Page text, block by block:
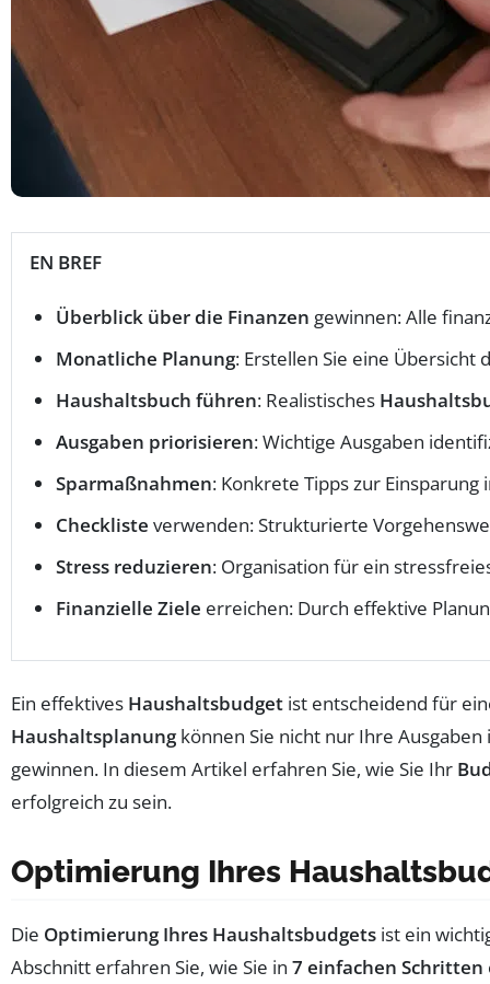
EN BREF
Überblick über die Finanzen gewinnen: Alle
Monatliche Planung: Erstellen Sie eine Übersicht
Haushaltsbuch führen: Realistisches
Ausgaben priorisieren: Wichtige Ausgaben
Sparmaßnahmen: Konkrete Tipps zur
Checkliste verwenden: Strukturierte
Stress reduzieren: Organisation für ein
Finanzielle Ziele erreichen: Durch effektive
Ein effektives Haushaltsbudget ist entscheidend für
Haushaltsplanungkönnen Sie nicht nur Ihre
gewinnen. In diesem Artikel erfahren Sie, wie Sie Ihr
erfolgreich zu sein.
Optimierung Ihres
Die Optimierung Ihres Haushaltsbudgets ist ein
Abschnitt erfahren Sie, wie Sie in 7 einfachen Schritten